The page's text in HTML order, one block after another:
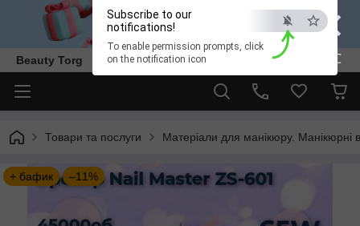
×
ESC
Subscribe to our
notifications!
To enable permission prompts, click
on the notification icon
Beauty Torg
Товари та послуги Матеріали для манікюру. Манікюрні
+ бафик –11%